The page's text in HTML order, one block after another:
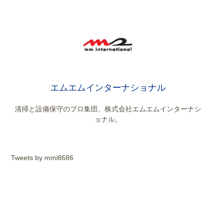
エムエムインターナショナル
清掃と設備保守のプロ集団、株式会社エムエムインターナシ
ョナル。
Tweets by mmi8686